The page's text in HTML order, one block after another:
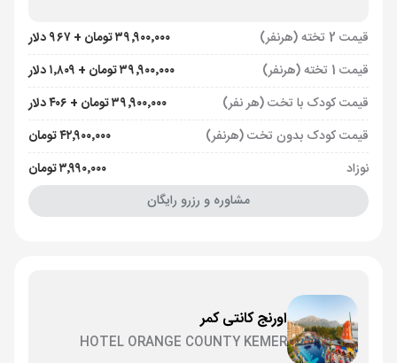
قیمت 2 تخته (هرنفر)
۳۹٬۹۰۰٬۰۰۰ تومان + ۹۶۷ دلار
قیمت 1 تخته (هرنفر)
۳۹٬۹۰۰٬۰۰۰ تومان + ۱٬۸۰۹ دلار
قیمت کودک با تخت (هر نفر)
۳۹٬۹۰۰٬۰۰۰ تومان + ۴۰۶ دلار
قیمت کودک بدون تخت (هرنفر)
۴۲٬۹۰۰٬۰۰۰ تومان
نوزاد
۳٬۹۹۰٬۰۰۰ تومان
مشاوره و رزرو رایگان
اورنج كانتی کمر
HOTEL ORANGE COUNTY KEMER